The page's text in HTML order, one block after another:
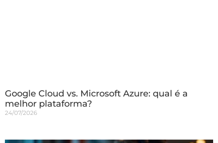
Google Cloud vs. Microsoft Azure: qual é a
melhor plataforma?
24/07/2026